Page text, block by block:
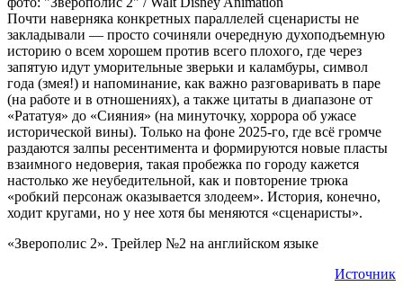
Почти наверняка конкретных параллелей сценаристы не
закладывали — просто сочиняли очередную духоподъемную
историю о всем хорошем против всего плохого, где через
запятую идут уморительные зверьки и каламбуры, символ
года (змея!) и напоминание, как важно разговаривать в паре
(на работе и в отношениях), а также цитаты в диапазоне от
«Рататуя» до «Сияния» (на минуточку, хоррора об ужасе
исторической вины). Только на фоне 2025-го, где всё громче
раздаются залпы ресентимента и формируются новые пласты
взаимного недоверия, такая пробежка по городу кажется
настолько же неубедительной, как и повторение трюка
«робкий персонаж оказывается злодеем». История, конечно,
ходит кругами, но у нее хотя бы меняются «сценаристы».
«Зверополис 2». Трейлер №2 на английском языке
Источник